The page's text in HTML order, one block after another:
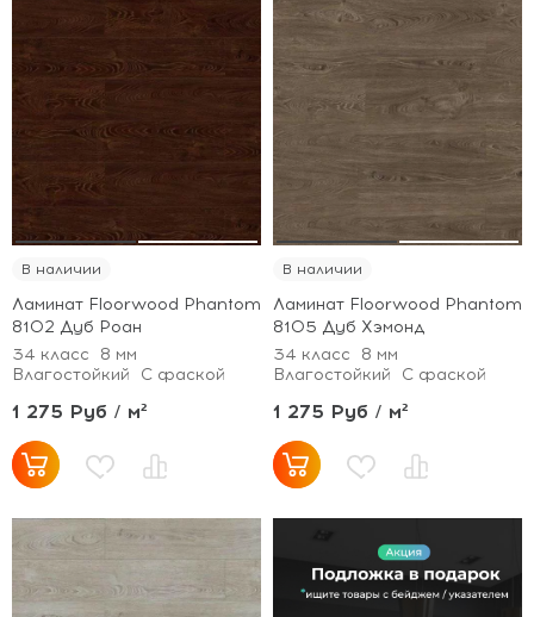
В наличии
Ламинат Floorwood Phantom
8102 Дуб Роан
34 класс
8 мм
Влагостойкий
С фаской
1 275 Руб / м²
В наличии
Ламинат Floorwood Phantom
8105 Дуб Хэмонд
34 класс
8 мм
Влагостойкий
С фаской
1 275 Руб / м²